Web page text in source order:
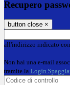
Recupero
button close ×
all'indirizzo indicato
Non hai una e-mail
tramite la Login